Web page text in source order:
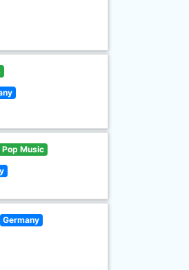
Pop Music
Germany